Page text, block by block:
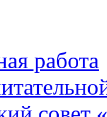
работа